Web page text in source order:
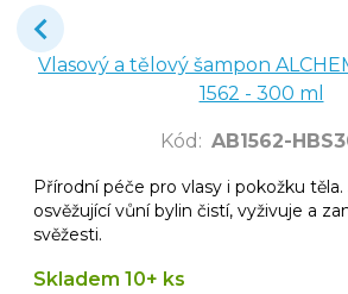
Vlasový a tělový šampon
1562 - 300 ml
Kód : AB1562-
Přírodní péče pro vlasy i pokožku
osvěžující vůní bylin čistí, vyživuje a
svěžesti.
Skladem 10+ ks